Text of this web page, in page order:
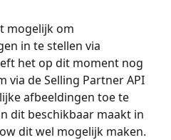
mogelijk om
in te stellen via
het op dit moment nog
via de Selling Partner API
afbeeldingen toe te
dit beschikbaar maakt in
dit wel mogelijk maken.